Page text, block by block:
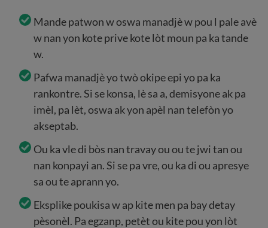
Mande patwon w oswa manadjè w pou l pale avè
w nan yon kote prive kote lòt moun pa ka tande
w.
Pafwa manadjè yo twò okipe epi yo pa ka
rankontre. Si se konsa, lè sa a, demisyone ak pa
imèl, pa lèt, oswa ak yon apèl nan telefòn yo
akseptab.
Ou ka vle di bòs nan travay ou ou te jwi tan ou
nan konpayi an. Si se pa vre, ou ka di ou apresye
sa ou te aprann yo.
Eksplike poukisa w ap kite men pa bay detay
pèsonèl. Pa egzanp, petèt ou kite pou yon lòt